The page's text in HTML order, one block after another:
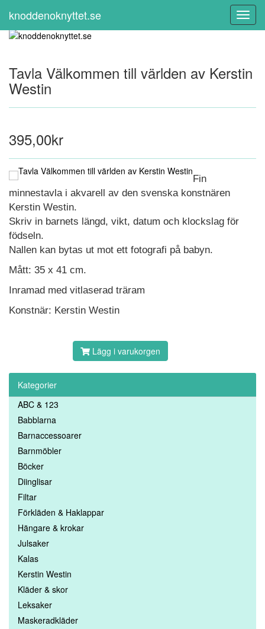
knoddenoknyttet.se
Tavla Välkommen till världen av Kerstin
Westin
395,00kr
Fin
minnestavla i akvarell av den svenska konstnären
Kerstin Westin.
Skriv in barnets längd, vikt, datum och klockslag för
födseln.
Nallen kan bytas ut mot ett fotografi på babyn.
Mått: 35 x 41 cm.
Inramad med vitlaserad träram
Konstnär: Kerstin Westin
Lägg i varukorgen
Kategorier
ABC & 123
Babblarna
Barnaccessoarer
Barnmöbler
Böcker
Diinglisar
Filtar
Förkläden & Haklappar
Hängare & krokar
Julsaker
Kalas
Kerstin Westin
Kläder & skor
Leksaker
Maskeradkläder